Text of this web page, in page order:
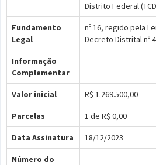
Distrito Federal
Fundamento
Legal
nº 16, regido pela
Decreto Distrital nº
Informação
Complementar
Valor inicial R$ 1.269.500,00
Parcelas 1 de R$ 0,00
Data Assinatura 18/12/2023
Número do